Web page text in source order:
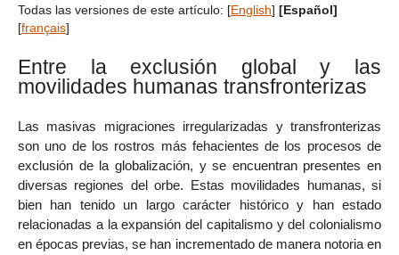
Todas las versiones de este artículo: [English] [Español]
[français]
Entre la exclusión global y las
movilidades humanas transfronterizas
Las masivas migraciones irregularizadas y transfronterizas
son uno de los rostros más fehacientes de los procesos de
exclusión de la globalización, y se encuentran presentes en
diversas regiones del orbe. Estas movilidades humanas, si
bien han tenido un largo carácter histórico y han estado
relacionadas a la expansión del capitalismo y del colonialismo
en épocas previas, se han incrementado de manera notoria en